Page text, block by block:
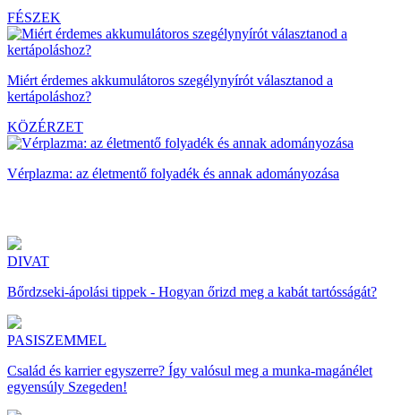
FÉSZEK
Miért érdemes akkumulátoros szegélynyírót választanod a
kertápoláshoz?
KÖZÉRZET
Vérplazma: az életmentő folyadék és annak adományozása
DIVAT
Bőrdzseki-ápolási tippek - Hogyan őrizd meg a kabát tartósságát?
PASISZEMMEL
Család és karrier egyszerre? Így valósul meg a munka-magánélet
egyensúly Szegeden!